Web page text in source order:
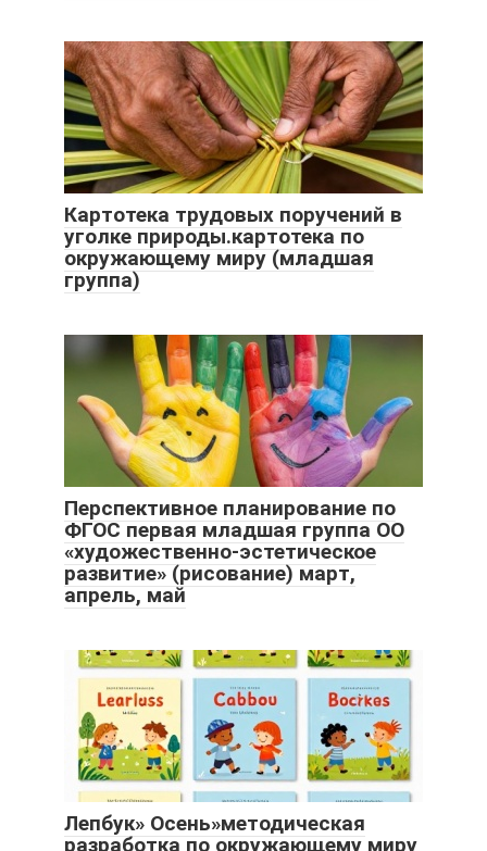
Картотека трудовых поручений в
уголке природы.картотека по
окружающему миру (младшая
группа)
Перспективное планирование по
ФГОС первая младшая группа ОО
«художественно-эстетическое
развитие» (рисование) март,
апрель, май
Лепбук» Осень»методическая
разработка по окружающему миру